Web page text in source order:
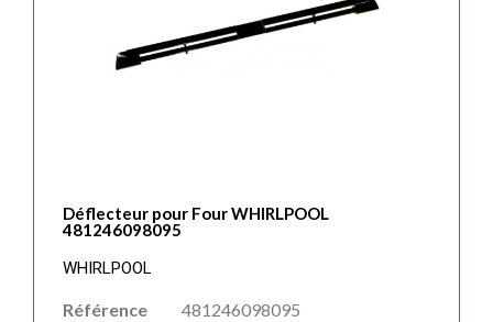
Déflecteur pour Four WHIRLPOOL
481246098095
WHIRLPOOL
Référence 481246098095